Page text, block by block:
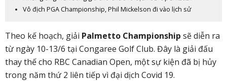
Vô địch PGA Championship, Phil Mickelson đi vào lịch sử
Theo kế hoạch, giải Palmetto Championship sẽ diễn ra
từ ngày 10-13/6 tại Congaree Golf Club. Đây là giải đấu
thay thế cho RBC Canadian Open, một sự kiện đã bị hủy
trong năm thứ 2 liên tiếp vì đại dịch Covid 19.